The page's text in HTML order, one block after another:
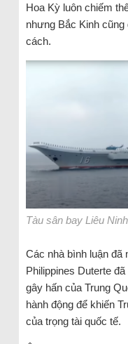
Hoa Kỳ luôn chiếm
nhưng Bắc Kinh cũng
cách.
Tàu sân bay Liêu Ninh
Các nhà bình luận đã
Philippines Duterte
gây hấn của Trung
hành động để khiến
của trọng tài quốc tế.